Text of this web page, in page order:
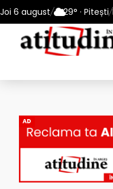
Joi 6 august/ 29° · Pitești
de caniculă, în
AD